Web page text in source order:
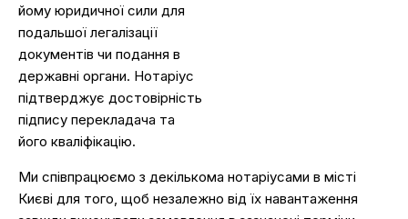
йому юридичної сили для
подальшої легалізації
документів чи подання в
державні органи. Нотаріус
підтверджує достовірність
підпису перекладача та
його кваліфікацію.
Ми співпрацюємо з декількома нотаріусами в місті
Києві для того, щоб незалежно від їх навантаження